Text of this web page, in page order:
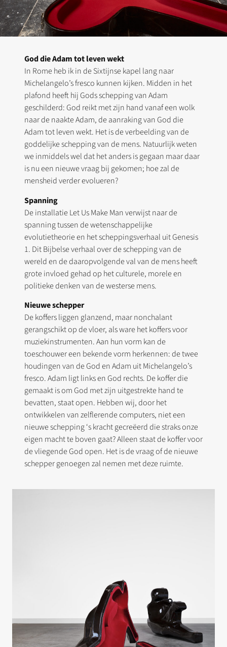
God die Adam tot leven wekt
In Rome heb ik in de Sixtijnse kapel lang naar
Michelangelo’s fresco kunnen kijken. Midden in het
plafond heeft hij Gods schepping van Adam
geschilderd: God reikt met zijn hand vanaf een wolk
naar de naakte Adam, de aanraking van God die
Adam tot leven wekt. Het is de verbeelding van de
goddelijke schepping van de mens. Natuurlijk weten
we inmiddels wel dat het anders is gegaan maar daar
is nu een nieuwe vraag bij gekomen; hoe zal de
mensheid verder evolueren?
Spanning
De installatie Let Us Make Man verwijst naar de
spanning tussen de wetenschappelijke
evolutietheorie en het scheppingsverhaal uit Genesis
1. Dit Bijbelse verhaal over de schepping van de
wereld en de daaropvolgende val van de mens heeft
grote invloed gehad op het culturele, morele en
politieke denken van de westerse mens.
Nieuwe schepper
De koffers liggen glanzend, maar nonchalant
gerangschikt op de vloer, als ware het koffers voor
muziekinstrumenten. Aan hun vorm kan de
toeschouwer een bekende vorm herkennen: de twee
houdingen van de God en Adam uit Michelangelo’s
fresco. Adam ligt links en God rechts. De koffer die
gemaakt is om God met zijn uitgestrekte hand te
bevatten, staat open. Hebben wij, door het
ontwikkelen van zelflerende computers, niet een
nieuwe schepping ‘s kracht gecreëerd die straks onze
eigen macht te boven gaat? Alleen staat de koffer voor
de vliegende God open. Het is de vraag of de nieuwe
schepper genoegen zal nemen met deze ruimte.